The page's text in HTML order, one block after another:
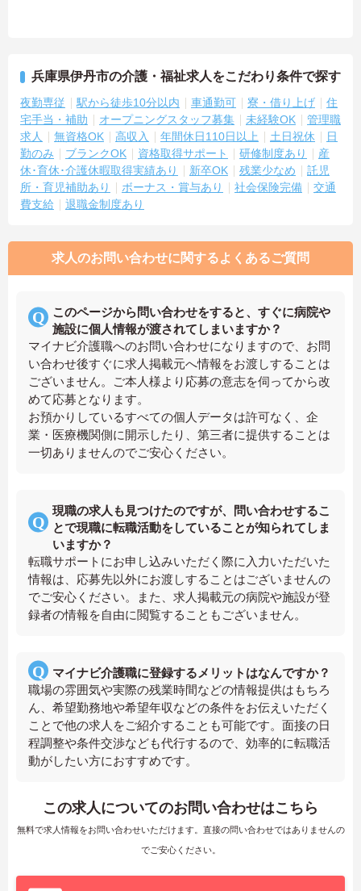
兵庫県伊丹市の介護・福祉求人をこだわり条件で探す
夜勤専従 駅から徒歩10分以内 車通勤可 寮・借り上げ
住
宅手当・補助
オープニングスタッフ募集 未経験OK
管理職
求人
無資格OK 高収入 年間休日110日以上 土日祝休
日
勤のみ
ブランクOK 資格取得サポート 研修制度あり
産
休･育休･介護休暇取得実績あり
新卒OK 残業少なめ
託児
所・育児補助あり
ボーナス・賞与あり 社会保険完備
交通
費支給
退職金制度あり
求人のお問い合わせに関するよくあるご質問
このページから問い合わせをすると、すぐに病院や
施設に個人情報が渡されてしまいますか？
マイナビ介護職へのお問い合わせになりますので、お問
い合わせ後すぐに求人掲載元へ情報をお渡しすることは
ございません。ご本人様より応募の意志を伺ってから改
めて応募となります。
お預かりしているすべての個人データは許可なく、企
業・医療機関側に開示したり、第三者に提供することは
一切ありませんのでご安心ください。
現職の求人も見つけたのですが、問い合わせするこ
とで現職に転職活動をしていることが知られてしま
いますか？
転職サポートにお申し込みいただく際に入力いただいた
情報は、応募先以外にお渡しすることはございませんの
でご安心ください。また、求人掲載元の病院や施設が登
録者の情報を自由に閲覧することもございません。
マイナビ介護職に登録するメリットはなんですか？
職場の雰囲気や実際の残業時間などの情報提供はもちろ
ん、希望勤務地や希望年収などの条件をお伝えいただく
ことで他の求人をご紹介することも可能です。面接の日
程調整や条件交渉なども代行するので、効率的に転職活
動がしたい方におすすめです。
この求人についてのお問い合わせはこちら
無料で求人情報をお問い合わせいただけます。直接の問い合わせではありませんの
でご安心ください。